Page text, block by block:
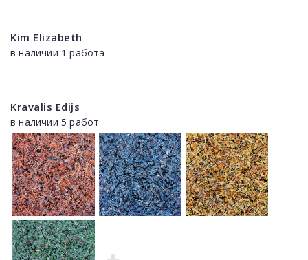
Kim Elizabeth
в наличии 1 работа
Kravalis Edijs
в наличии 5 работ